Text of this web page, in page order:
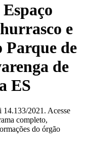
e
Parque de
de
ES
2021. Acesse
completo,
do órgão